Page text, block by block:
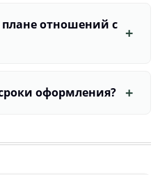
плане отношений с
оформления?